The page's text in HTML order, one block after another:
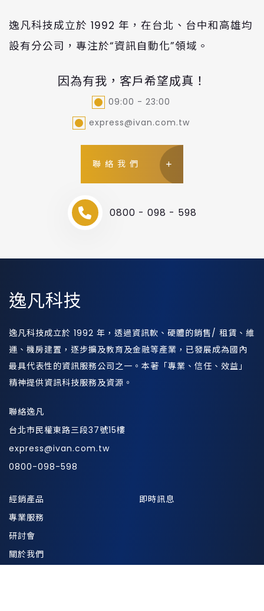
逸凡科技成立於 1992 年，在台北、台中和高雄均
設有分公司，專注於“資訊自動化”領域。
因為有我，客戶希望成真！
09:00 - 23:00
express@ivan.com.tw
聯絡我們
0800 - 098 - 598
逸凡科技
逸凡科技成立於 1992 年，透過資訊軟、硬體的銷售/ 租賃、維
運、機房建置，逐步擴及教育及金融等產業，已發展成為國內
最具代表性的資訊服務公司之一。本著「專業、信任、效益」
精神提供資訊科技服務及資源。
聯絡逸凡
台北市民權東路三段37號15樓
express@ivan.com.tw
0800-098-598
經銷產品
專業服務
研討會
關於我們
即時訊息